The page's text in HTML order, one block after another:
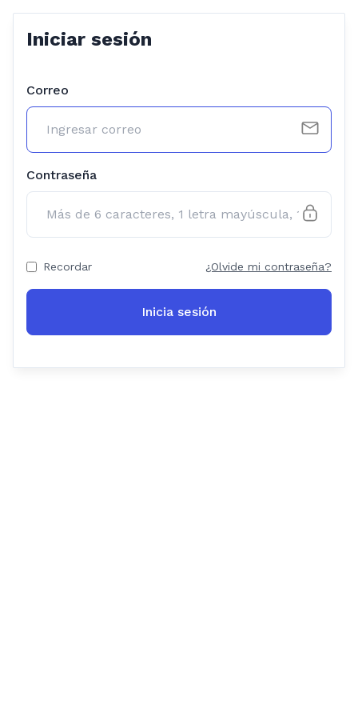
Iniciar sesión
Correo
Contraseña
Recordar ¿Olvide mi contraseña?